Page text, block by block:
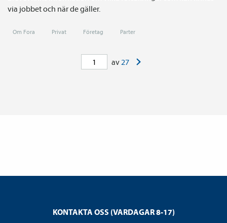
via jobbet och när de gäller.
Om Fora Privat Företag Parter
av 27
KONTAKTA OSS (VARDAGAR 8-17)